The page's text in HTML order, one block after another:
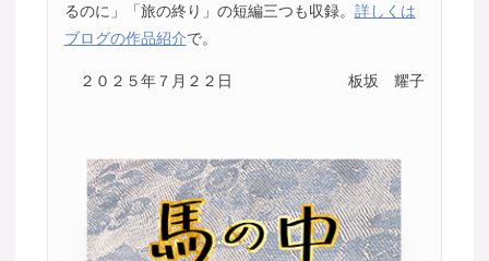
るのに」「旅の終り」の短編三つも収録。 詳しくは
ブログの作品紹介で。
２０２５年７月２２日 板坂 耀子